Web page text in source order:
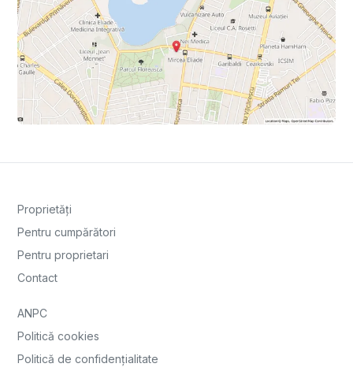
Proprietăți
Pentru cumpărători
Pentru proprietari
Contact
ANPC
Politică cookies
Politică de confidențialitate